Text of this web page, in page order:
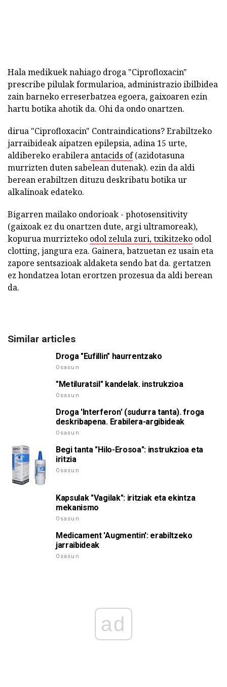
Hala medikuek nahiago droga "Ciprofloxacin"
prescribe pilulak formularioa, administrazio ibilbidea
zain barneko erreserbatzea egoera, gaixoaren ezin
hartu botika ahotik da. Ohi da ondo onartzen.
dirua "Ciprofloxacin" Contraindications? Erabiltzeko
jarraibideak aipatzen epilepsia, adina 15 urte,
aldibereko erabilera antacids of(azidotasuna
murrizten duten sabelean dutenak). ezin da aldi
berean erabiltzen dituzu deskribatu botika ur
alkalinoak edateko.
Bigarren mailako ondorioak - photosensitivity
(gaixoak ez du onartzen dute, argi ultramoreak),
kopurua murrizteko odol zelula zuri, txikitzeko odol
clotting, jangura eza. Gainera, batzuetan ez usain eta
zapore sentsazioak aldaketa sendo bat da. gertatzen
ez hondatzea lotan erortzen prozesua da aldi berean
da.
Similar articles
Droga "Eufillin" haurrentzako
Osasun
"Metiluratsil" kandelak. instrukzioa
Osasun
Droga 'Interferon' (sudurra tanta). froga
deskribapena. Erabilera-argibideak
Osasun
Begi tanta "Hilo-Erosoa": instrukzioa eta
iritzia
Osasun
Kapsulak "Vagilak": iritziak eta ekintza
mekanismo
Osasun
Medicament 'Augmentin': erabiltzeko
jarraibideak
Osasun
ad